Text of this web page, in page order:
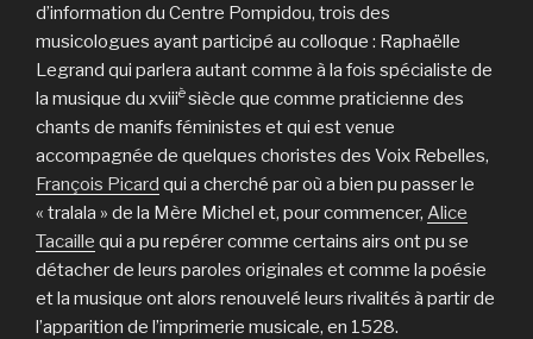
d’information du Centre Pompidou, trois des
musicologues ayant participé au colloque : Raphaëlle
Legrand qui parlera autant comme à la fois spécialiste de
la musique du xviiièsiècle que comme praticienne des
chants de manifs féministes et qui est venue
accompagnée de quelques choristes des Voix Rebelles,
François Picard qui a cherché par où a bien pu passer le
« tralala » de la Mère Michel et, pour commencer, Alice
Tacaille qui a pu repérer comme certains airs ont pu se
détacher de leurs paroles originales et comme la poésie
et la musique ont alors renouvelé leurs rivalités à partir de
l’apparition de l’imprimerie musicale, en 1528.